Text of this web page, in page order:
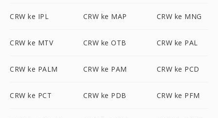
CRW ke IPL CRW ke MAP CRW ke MNG
CRW ke MTV CRW ke OTB CRW ke PAL
CRW ke PALM CRW ke PAM CRW ke PCD
CRW ke PCT CRW ke PDB CRW ke PFM